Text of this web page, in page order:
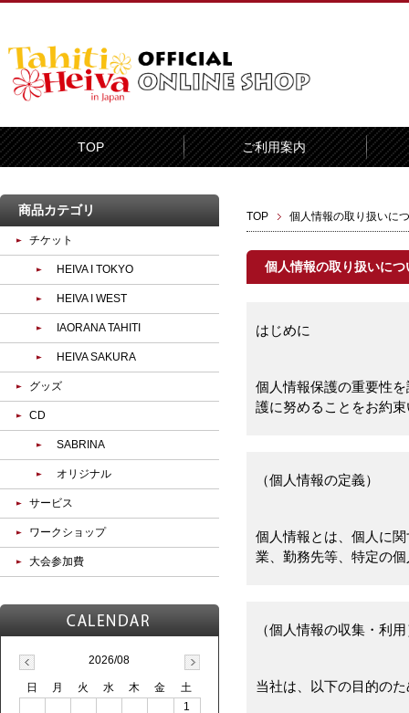
TOP ご利用案内
TOP 個人情報の取り扱いに
個人情報の取り扱いにつ
はじめに
個人情報保護の重要性
護に努めることをお約
（個人情報の定義）
個人情報とは、個人に
業、勤務先等、特定の
（個人情報の収集・利
当社は、以下の目的の
商品カテゴリ
チケット
HEIVA I TOKYO
HEIVA I WEST
IAORANA TAHITI
HEIVA SAKURA
グッズ
CD
SABRINA
オリジナル
サービス
ワークショップ
大会参加費
2026/08
日 月 火 水 木 金
土
1